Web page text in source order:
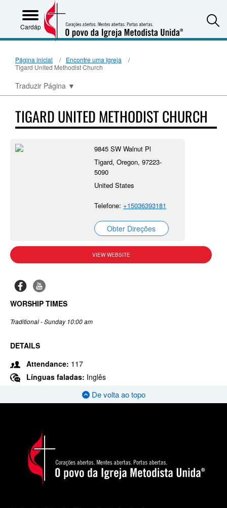
Cardápio
Página inicial
Encontre uma Igreja
Tigard United Methodist Church
Traduzir Página ▼
TIGARD UNITED METHODIST CHURCH
9845 SW Walnut Pl
Tigard, Oregon, 97223-
5090
United States
Telefone:+15036393181
Obter Direções
VIEW WEBSITE
WORSHIP TIMES
Traditional - Sunday 10:00 am
DETAILS
Attendance: 117
Línguas faladas: Inglês
De volta ao topo